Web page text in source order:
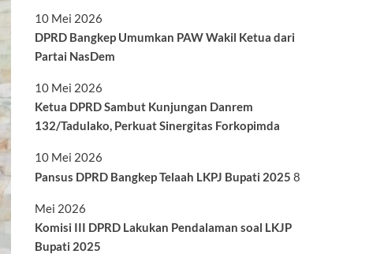
10 Mei 2026
DPRD Bangkep Umumkan PAW Wakil Ketua dari
Partai NasDem
10 Mei 2026
Ketua DPRD Sambut Kunjungan Danrem
132/Tadulako, Perkuat Sinergitas Forkopimda
10 Mei 2026
Pansus DPRD Bangkep Telaah LKPJ Bupati 2025 8
Mei 2026
Komisi III DPRD Lakukan Pendalaman soal LKJP
Bupati 2025